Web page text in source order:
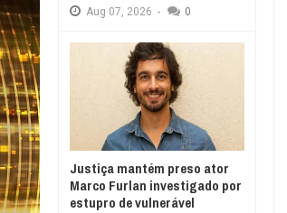
Aug 07, 2026 - 0
Justiça mantém preso ator
Marco Furlan investigado por
estupro de vulnerável